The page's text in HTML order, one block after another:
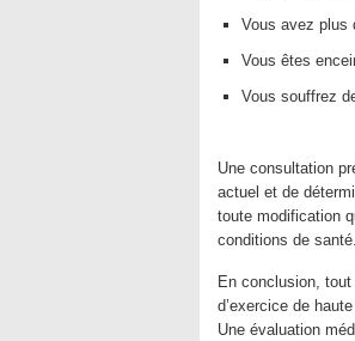
Vous avez plus
Vous êtes
Vous souffrez
Une consultation
actuel et de
toute modification
conditions de santé.
En conclusion,
d’exercice de
Une évaluation